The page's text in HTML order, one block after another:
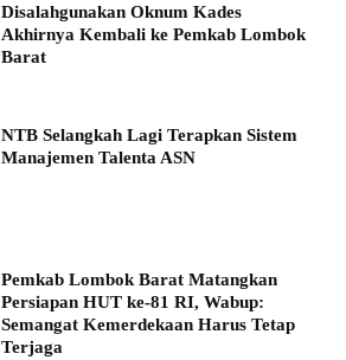
Disalahgunakan Oknum Kades
Akhirnya Kembali ke Pemkab Lombok
Barat
NTB Selangkah Lagi Terapkan Sistem
Manajemen Talenta ASN
Pemkab Lombok Barat Matangkan
Persiapan HUT ke-81 RI, Wabup:
Semangat Kemerdekaan Harus Tetap
Terjaga